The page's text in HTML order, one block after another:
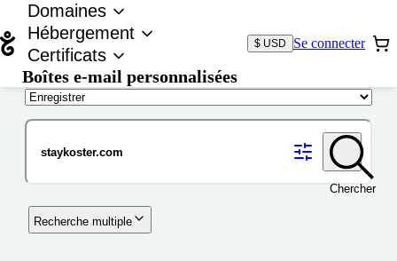
Domaines
Hébergement
Certificats
Boîtes e-mail personnalisées
$ USD Se connecter
Chercher
Recherche multiple